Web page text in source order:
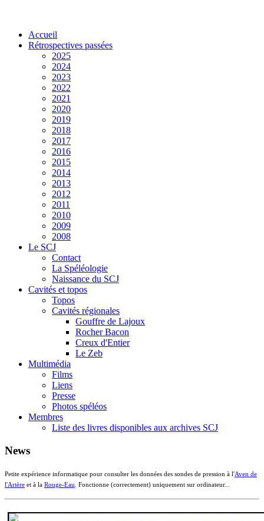
Accueil
Rétrospectives passées
2025
2024
2023
2022
2021
2020
2019
2018
2017
2016
2015
2014
2013
2012
2011
2010
2009
2008
Le SCJ
Contact
La Spéléologie
Naissance du SCJ
Cavités et topos
Topos
Cavités régionales
Gouffre de Lajoux
Rocher Bacon
Creux d'Entier
Le Zeb
Multimédia
Films
Liens
Presse
Photos spéléos
Membres
Liste des livres disponibles aux archives SCJ
News
Petite expérience informatique pour consulter les données des sondes de pression à l'Aven de
l'Artère et à la Rouge-Eau. Fonctionne (correctement) uniquement sur ordinateur...